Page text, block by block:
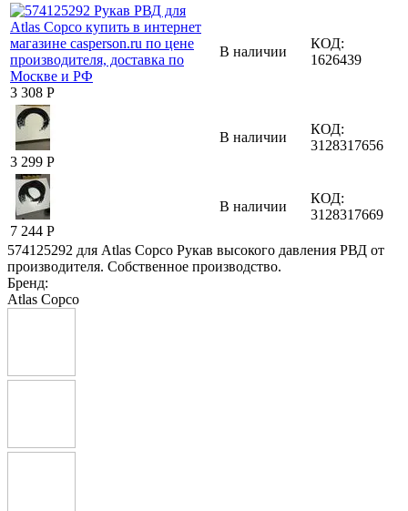
3 308 Р
В наличии
КОД:
1626439
3 299 Р
В наличии
КОД:
3128317656
7 244 Р
В наличии
КОД:
3128317669
574125292 для Atlas Copco Рукав высокого давления РВД от
производителя. Собственное производство.
Бренд:
Atlas Copco